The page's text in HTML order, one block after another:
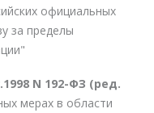
официальных
за пределы
N 192-ФЗ (ред.
мерах в области